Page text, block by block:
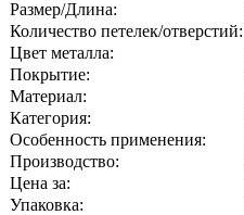
Размер/Длина:
Количество петелек/отверстий:
Цвет металла:
Покрытие:
Материал:
Категория:
Особенность применения:
Производство:
Цена за:
Упаковка: